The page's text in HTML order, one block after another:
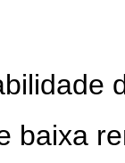
baixa